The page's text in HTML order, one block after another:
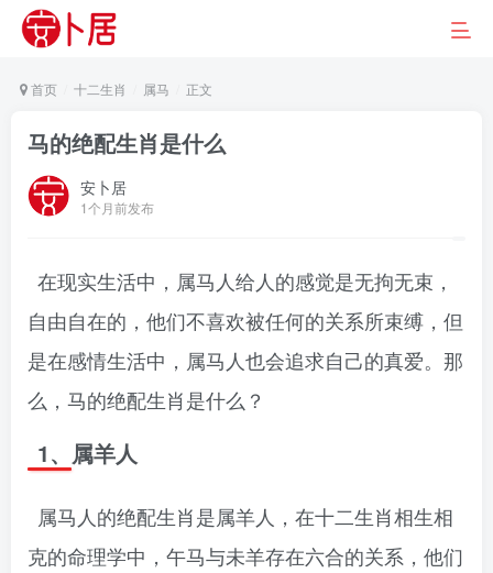
首页 十二生肖 属马 正文
马的绝配生肖是什么
安卜居
1个月前发布
在现实生活中，属马人给人的感觉是无拘无束，
自由自在的，他们不喜欢被任何的关系所束缚，但
是在感情生活中，属马人也会追求自己的真爱。那
么，马的绝配生肖是什么？
1、属羊人
属马人的绝配生肖是属羊人，在十二生肖相生相
克的命理学中，午马与未羊存在六合的关系，他们